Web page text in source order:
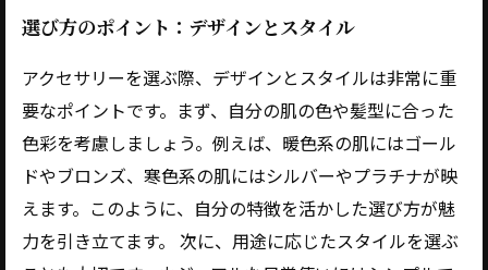
選び方のポイント：デザインとスタイル
アクセサリーを選ぶ際、デザインとスタイルは非常に重
要なポイントです。まず、自分の肌の色や髪型に合った
色彩を考慮しましょう。例えば、暖色系の肌にはゴール
ドやブロンズ、寒色系の肌にはシルバーやプラチナが映
えます。このように、自分の特徴を活かした選び方が魅
力を引き立てます。 次に、用途に応じたスタイルを選ぶ